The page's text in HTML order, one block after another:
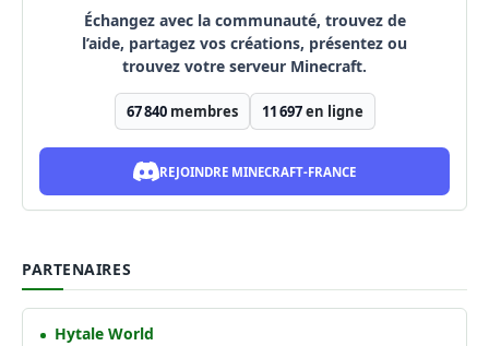
Échangez avec la communauté, trouvez de
l’aide, partagez vos créations, présentez ou
trouvez votre serveur Minecraft.
67 840membres 11 697en ligne
REJOINDRE MINECRAFT-FRANCE
PARTENAIRES
Hytale World